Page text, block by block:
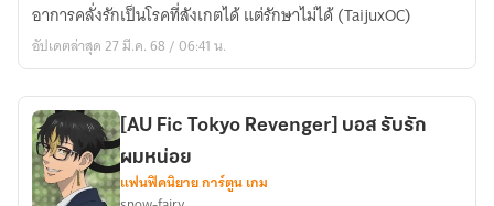
Tokyo
Revengers]
are
Mine
:
เธอ
อาการคลั่งรักเป็นโรคที่สังเกตได้ แต่รักษาไม่ได้ (TaijuxOC)
อัปเดตล่าสุด 27 มี.ค. 68 / 06:41 น.
[AU Fic Tokyo Revenger] บอส รับรัก
ผมหน่อย
แฟนฟิคนิยาย การ์ตูน เกม